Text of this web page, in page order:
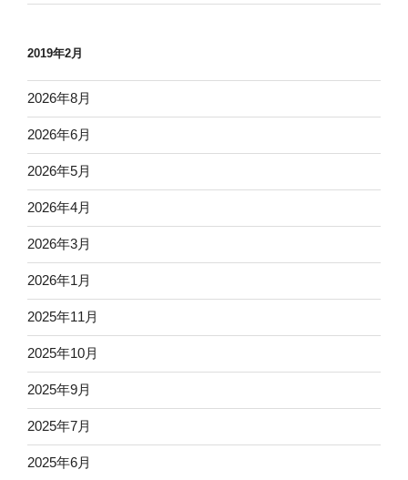
2019年2月
2026年8月
2026年6月
2026年5月
2026年4月
2026年3月
2026年1月
2025年11月
2025年10月
2025年9月
2025年7月
2025年6月